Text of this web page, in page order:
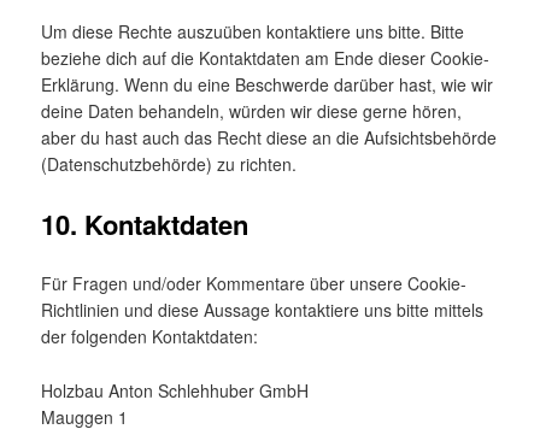
Um diese Rechte auszuüben kontaktiere uns bitte. Bitte
beziehe dich auf die Kontaktdaten am Ende dieser Cookie-
Erklärung. Wenn du eine Beschwerde darüber hast, wie wir
deine Daten behandeln, würden wir diese gerne hören,
aber du hast auch das Recht diese an die Aufsichtsbehörde
(Datenschutzbehörde) zu richten.
10. Kontaktdaten
Für Fragen und/oder Kommentare über unsere Cookie-
Richtlinien und diese Aussage kontaktiere uns bitte mittels
der folgenden Kontaktdaten:
Holzbau Anton Schlehhuber GmbH
Mauggen 1